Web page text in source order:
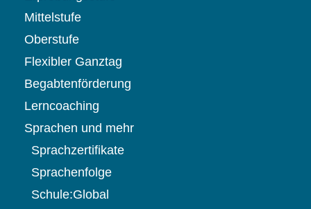
Mittelstufe
Oberstufe
Flexibler Ganztag
Begabtenförderung
Lerncoaching
Sprachen und mehr
Sprachzertifikate
Sprachenfolge
Schule:Global